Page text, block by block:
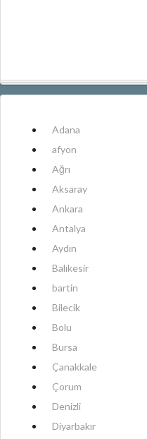
Adana
afyon
Ağrı
Aksaray
Ankara
Antalya
Aydın
Balıkesir
bartin
Bilecik
Bolu
Bursa
Çanakkale
Çorum
Denizli
Diyarbakır